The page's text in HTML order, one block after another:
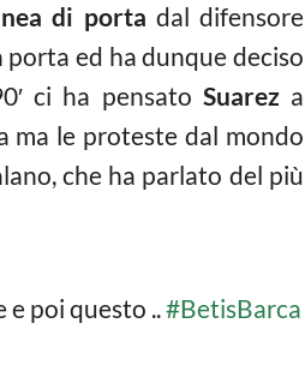
di porta dal difensore
ed ha dunque deciso
ci ha pensato Suareza
ma le proteste dal mondo
che ha parlato del più
e poi questo ..#BetisBarca